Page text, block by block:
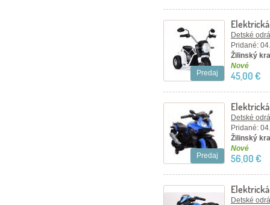
Predaj
Detské
Pridané:
Žilinský
Nové
45,00 €
Predaj
Detské
Pridané:
Žilinský
Nové
56,00 €
Detské